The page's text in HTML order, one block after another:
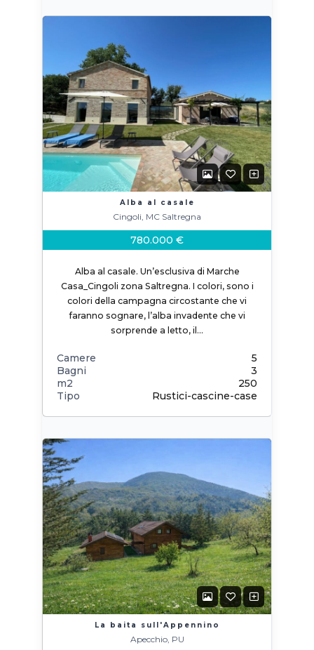
Alba al casale
Cingoli, MC Saltregna
780.000 €
Alba al casale. Un’esclusiva di Marche
Casa_Cingoli zona Saltregna. I colori, sono i
colori della campagna circostante che vi
faranno sognare, l’alba invadente che vi
sorprende a letto, il…
Camere
5
Bagni
3
m2
250
Tipo
Rustici-cascine-case
La baita sull'Appennino
Apecchio, PU